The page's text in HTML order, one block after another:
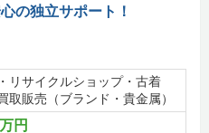
の独立サポート！
リサイクルショップ・古着
取販売（ブランド・貴金属）
円